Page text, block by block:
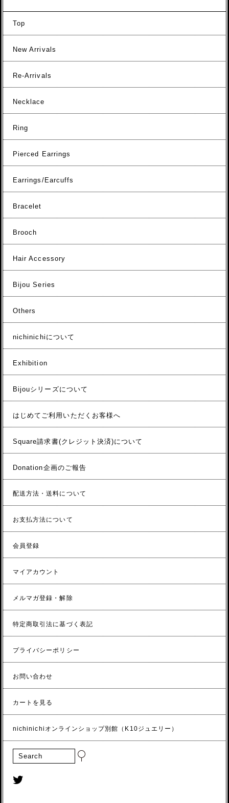
Top
New Arrivals
Re-Arrivals
Necklace
Ring
Pierced Earrings
Earrings/Earcuffs
Bracelet
Brooch
Hair Accessory
Bijou Series
Others
nichinichiについて
Exhibition
Bijouシリーズについて
はじめてご利用いただくお客様へ
Square請求書(クレジット決済)について
Donation企画のご報告
配送方法・送料について
お支払方法について
会員登録
マイアカウント
メルマガ登録・解除
特定商取引法に基づく表記
プライバシーポリシー
お問い合わせ
カートを見る
nichinichiオンラインショップ別館（K10ジュエリー）